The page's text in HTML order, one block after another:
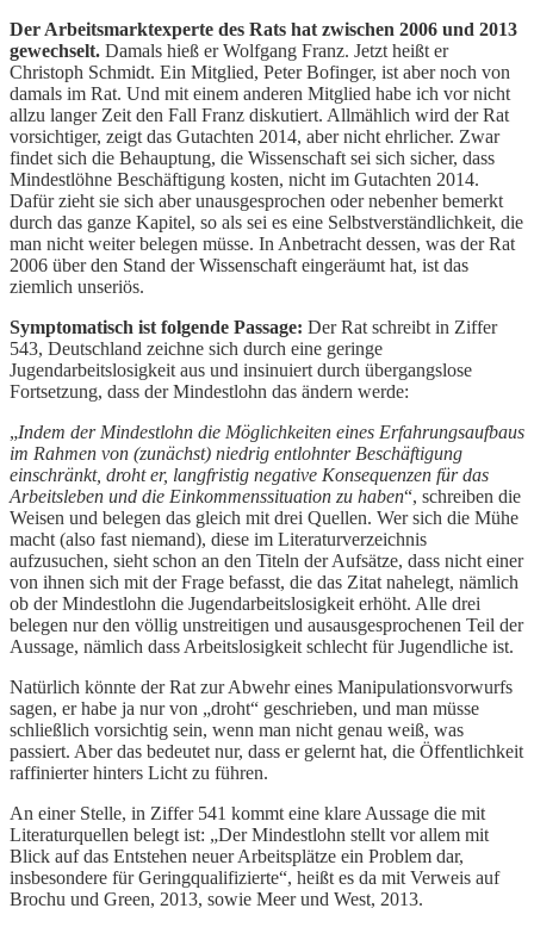
Der Arbeitsmarktexperte des Rats hat zwischen 2006 und 2013
gewechselt. Damals hieß er Wolfgang Franz. Jetzt heißt er
Christoph Schmidt. Ein Mitglied, Peter Bofinger, ist aber noch von
damals im Rat. Und mit einem anderen Mitglied habe ich vor nicht
allzu langer Zeit den Fall Franz diskutiert. Allmählich wird der Rat
vorsichtiger, zeigt das Gutachten 2014, aber nicht ehrlicher. Zwar
findet sich die Behauptung, die Wissenschaft sei sich sicher, dass
Mindestlöhne Beschäftigung kosten, nicht im Gutachten 2014.
Dafür zieht sie sich aber unausgesprochen oder nebenher bemerkt
durch das ganze Kapitel, so als sei es eine Selbstverständlichkeit, die
man nicht weiter belegen müsse. In Anbetracht dessen, was der Rat
2006 über den Stand der Wissenschaft eingeräumt hat, ist das
ziemlich unseriös.
Symptomatisch ist folgende Passage: Der Rat schreibt in Ziffer
543, Deutschland zeichne sich durch eine geringe
Jugendarbeitslosigkeit aus und insinuiert durch übergangslose
Fortsetzung, dass der Mindestlohn das ändern werde:
„Indem der Mindestlohn die Möglichkeiten eines Erfahrungsaufbaus
im Rahmen von (zunächst) niedrig entlohnter Beschäftigung
einschränkt, droht er, langfristig negative Konsequenzen für das
Arbeitsleben und die Einkommenssituation zu haben“, schreiben die
Weisen und belegen das gleich mit drei Quellen. Wer sich die Mühe
macht (also fast niemand), diese im Literaturverzeichnis
aufzusuchen, sieht schon an den Titeln der Aufsätze, dass nicht einer
von ihnen sich mit der Frage befasst, die das Zitat nahelegt, nämlich
ob der Mindestlohn die Jugendarbeitslosigkeit erhöht. Alle drei
belegen nur den völlig unstreitigen und ausausgesprochenen Teil der
Aussage, nämlich dass Arbeitslosigkeit schlecht für Jugendliche ist.
Natürlich könnte der Rat zur Abwehr eines Manipulationsvorwurfs
sagen, er habe ja nur von „droht“ geschrieben, und man müsse
schließlich vorsichtig sein, wenn man nicht genau weiß, was
passiert. Aber das bedeutet nur, dass er gelernt hat, die Öffentlichkeit
raffinierter hinters Licht zu führen.
An einer Stelle, in Ziffer 541 kommt eine klare Aussage die mit
Literaturquellen belegt ist: „Der Mindestlohn stellt vor allem mit
Blick auf das Entstehen neuer Arbeitsplätze ein Problem dar,
insbesondere für Geringqualifizierte“, heißt es da mit Verweis auf
Brochu und Green, 2013, sowie Meer und West, 2013.